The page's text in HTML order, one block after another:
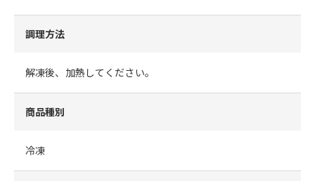
調理方法
解凍後、加熱してください。
商品種別
冷凍